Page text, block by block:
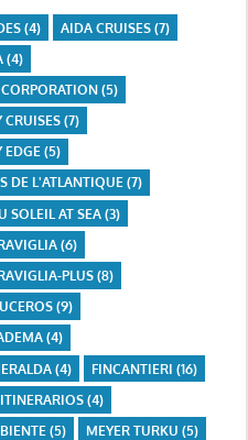
(4) AIDA CRUISES(7)
(4)
(5)
CRUISES(7)
EDGE(5)
DE L'ATLANTIQUE(7)
SOLEIL AT SEA(3)
(6)
PLUS(8)
(9)
(4)
(4) FINCANTIERI (16)
ITINERARIOS(4)
(5) MEYER TURKU (5)